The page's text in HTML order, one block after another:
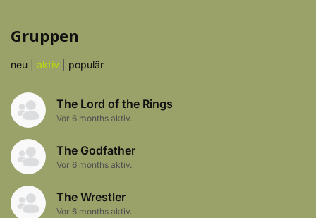
Gruppen
neu aktiv populär
The Lord of the Rings
Vor 6 months aktiv.
The Godfather
Vor 6 months aktiv.
The Wrestler
Vor 6 months aktiv.